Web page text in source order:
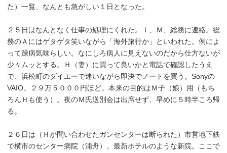
た）一覧、なんとも急がしい１日となった。
２５日はなんとなく仕事の処理にくれた。Ｉ、Ｍ、総務に連絡。総
務のＡにはゲタゲタ笑いながら「海外旅行か」といわれた。例によ
って躁病気味らしい。なにしろ病人に見えないのだから仕方ないが
少々ムッとする。Ｈ（妻）に買って良いかと電話で確認したうえ
で、浜松町のダイエーで迷いながら即決でノートを買う。Sonyの
VAIO。２９万５０００円ほど。本来の目的はＭ子（娘）用（もち
ろんＨも使う）。夜のＭ氏送別会は出席せず、早めに５時半ころ帰
る。
２６日は（Ｈが問い合わせたガンセンターは断られた）市営地下鉄
で横市のセンター病院（浦舟）。最新ホテルのような新院。ここで